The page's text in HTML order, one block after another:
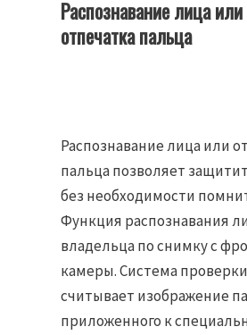
Распознавание лица
отпечатка пальца
Распознавание лица или
пальца позволяет
без необходимости
Функция распознавания
владельца по снимку с
камеры. Система
считывает изображение
приложенного к